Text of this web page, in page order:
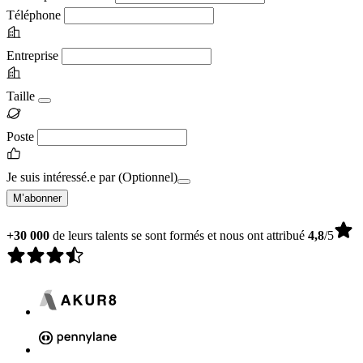
Téléphone
Entreprise
Taille
Poste
Je suis intéressé.e par(Optionnel)
M’abonner
+30 000 de leurs talents se sont formés et nous ont attribué 4,8/5